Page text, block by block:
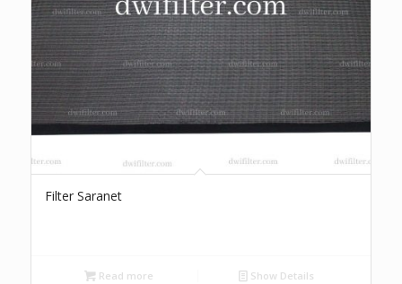
Filter Saranet
Read more Show Details